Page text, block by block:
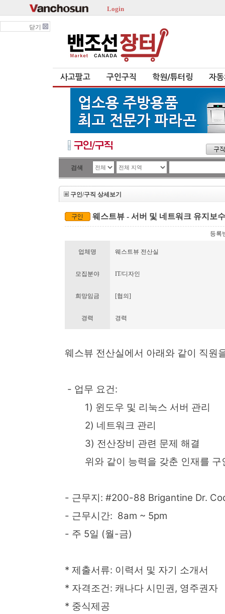
Login
닫기
사고팔고 구인구직 학원/튜터링 자
검색
구인/구직 상세보기
웨스트뷰 - 서버 및 네트워크 유지보
등록
업체명 웨스트뷰 전산실
모집분야 IT/디자인
희망임금 [협의]
경력 경력
웨스뷰 전산실에서 아래와 같이 직원
- 업무 요건:
1) 윈도우 및 리눅스 서버 관리
2) 네트워크 관리
3) 전산장비 관련 문제 해결
위와 같이 능력을 갖춘 인재를 구
- 근무지: #200-88 Brigantine Dr.
- 근무시간: 8am ~ 5pm
- 주 5일 (월-금)
* 제출서류: 이력서 및 자기 소개서
* 자격조건: 캐나다 시민권, 영주권자
* 중식제공